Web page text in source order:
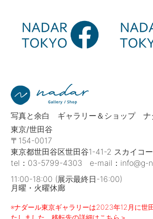
写真と余白 ギャラリー＆ショップ ナ
東京/世田谷
〒154-0017
東京都世田谷区世田谷1-41-2 スカイコ
tel： 03-5799-4303 e-mail： info@g-
11:00-18:00 (展示最終日-16:00)
月曜・火曜休廊
※ナダール東京ギャラリーは2023年12月に世